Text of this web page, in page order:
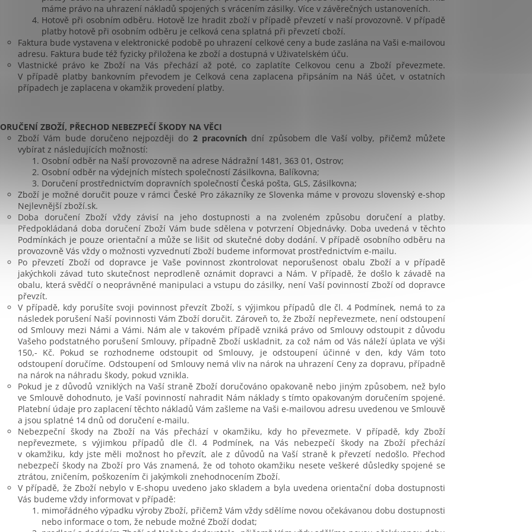
máme právo na uhrazení nákladů spojených s vrácením zásilky. Více v závěrečných ustanoveních.
Hotově při osobním odběru. Hotově lze hradit zboží v případě převzetí v naší provozovně. V případě
platby hotově při osobním odběru je celková cena splatná při převzetí cboží.
Faktura bude vystavena v elektronické podobě po uhrazení celkové ceny a bude zaslána na Vaši e-mailovou
adresu. Faktura bude též fyzicky přiložena ke zboží a dostupná v Uživatelském úču.
Vlastnické právo ke Zboží na Vás přechází až poté, co zaplatíte Celkovou cenu a Zboží převezmete.
V případě platby bankovním převodem je Celková cena zaplacena připsáním na Náš účet, v ostatních
případech je zaplacena v okamžik provedení platby.
ZBOŽÍ, PŘECHOD NEBEZPEČÍ ŠKODY NA VĚCI
Zboží Vám bude doručeno nejpozději do 2 pracovních dní způsobem dle Vaší volby, přičemž můžete
vybírat z následujících možností:
Osobní odběr na Naší provozovně na adrese Nádražní 1481, 363 01, Ostrov;
Osobní odběr na výdejních místech společností Zásilkovna, Balíkovna;
Doručení prostřednictvím dopravních společností Česká pošta, GLS, Zásilkovna;
Zboží je možné doručit pouze v rámci České Pro zákazníky ze Slovenka máme v provozu slovenský e-shop
Nejlevnější zboží.sk.
Doba doručení Zboží vždy závisí na jeho dostupnosti a na zvoleném způsobu doručení a platby.
Předpokládaná doba doručení Zboží Vám bude sdělena v potvrzení Objednávky. Doba uvedená v těchto
Podmínkách je pouze orientační a může se lišit od skutečné doby dodání. V případě osobního odběru na
provozovně Vás vždy o možnosti vyzvednutí Zboží budeme informovat prostřednictvím e-mailu.
Po převzetí Zboží od dopravce je Vaše povinnost zkontrolovat neporušenost obalu Zboží a v případě
jakýchkoli závad tuto skutečnost neprodleně oznámit dopravci a Nám. V případě, že došlo k závadě na
obalu, která svědčí o neoprávněné manipulaci a vstupu do zásilky, není Vaší povinností Zboží od dopravce
převzít.
V případě, kdy porušíte svoji povinnost převzít Zboží, s výjimkou případů dle čl. 4 Podmínek, nemá to za
následek porušení Naší povinnosti Vám Zboží doručit. Zároveň to, že Zboží nepřevezmete, není odstoupení
od Smlouvy mezi Námi a Vámi. Nám ale v takovém případě vzniká právo od Smlouvy odstoupit z důvodu
Vašeho podstatného porušení Smlouvy, případně Zboží uskladnit, za což nám od Vás náleží úplata ve výši
150,- Kč. Pokud se rozhodneme odstoupit od Smlouvy, je odstoupení účinné v den, kdy Vám toto
odstoupení doručíme. Odstoupení od Smlouvy nemá vliv na nárok na uhrazení Ceny za dopravu, případně
na nárok na náhradu škody, pokud vznikla.
Pokud je z důvodů vzniklých na Vaší straně Zboží doručováno opakovaně nebo jiným způsobem, než bylo
ve Smlouvě dohodnuto, je Vaší povinností nahradit Nám náklady s tímto opakovaným doručením spojené.
Platební údaje pro zaplacení těchto nákladů Vám zašleme na Vaši e-mailovou adresu uvedenou ve Smlouvě
a jsou splatné 14 dnů od doručení e-mailu.
Nebezpeční škody na Zboží na Vás přechází v okamžiku, kdy ho převezmete. V případě, kdy Zboží
nepřevezmete, s výjimkou případů dle čl. 4 Podmínek, na Vás nebezpečí škody na Zboží přechází
v okamžiku, kdy jste měli možnost ho převzít, ale z důvodů na Vaší straně k převzetí nedošlo. Přechod
nebezpečí škody na Zboží pro Vás znamená, že od tohoto okamžiku nesete veškeré důsledky spojené se
ztrátou, zničením, poškozením či jakýmkoli znehodnocením Zboží.
V případě, že Zboží nebylo v E-shopu uvedeno jako skladem a byla uvedena orientační doba dostupnosti
Vás budeme vždy informovat v případě:
mimořádného výpadku výroby Zboží, přičemž Vám vždy sdělíme novou očekávanou dobu dostupnosti
nebo informace o tom, že nebude možné Zboží dodat;